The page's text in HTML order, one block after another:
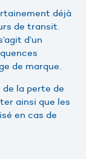
déjà
de transit.
d’un
de marque.
la perte de
ainsi que les
en cas de